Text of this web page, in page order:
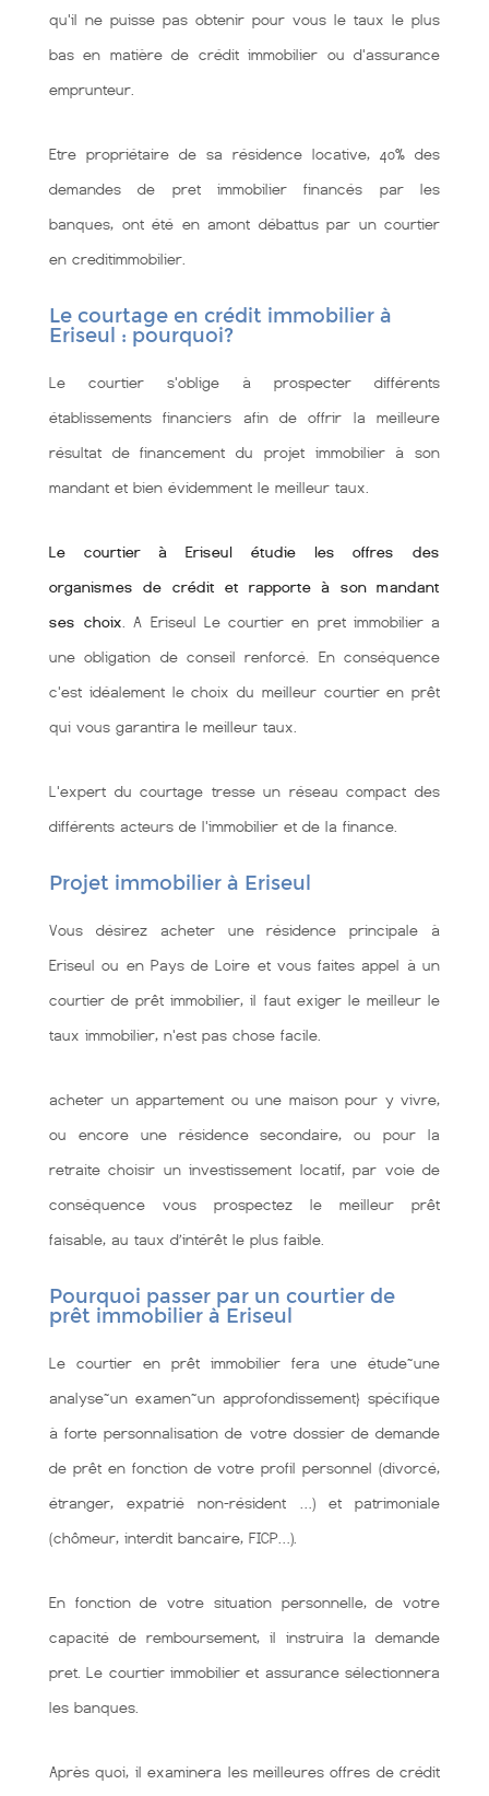
qu'il ne puisse pas obtenir pour vous le taux le plus
bas en matière de crédit immobilier ou d'assurance
emprunteur.
Etre propriétaire de sa résidence locative, 40% des
demandes de pret immobilier financés par les
banques, ont été en amont débattus par un courtier
en creditimmobilier.
Le courtage en crédit immobilier à
Eriseul : pourquoi?
Le courtier s'oblige à prospecter différents
établissements financiers afin de offrir la meilleure
résultat de financement du projet immobilier à son
mandant et bien évidemment le meilleur taux.
Le courtier à Eriseul étudie les offres des
organismes de crédit et rapporte à son mandant
ses choix . A Eriseul Le courtier en pret immobilier a
une obligation de conseil renforcé. En conséquence
c'est idéalement le choix du meilleur courtier en prêt
qui vous garantira le meilleur taux.
L'expert du courtage tresse un réseau compact des
différents acteurs de l'immobilier et de la finance.
Projet immobilier à Eriseul
Vous désirez acheter une résidence principale à
Eriseul ou en Pays de Loire et vous faites appel à un
courtier de prêt immobilier, il faut exiger le meilleur le
taux immobilier, n'est pas chose facile.
acheter un appartement ou une maison pour y vivre,
ou encore une résidence secondaire, ou pour la
retraite choisir un investissement locatif, par voie de
conséquence vous prospectez le meilleur prêt
faisable, au taux d’intérêt le plus faible.
Pourquoi passer par un courtier de
prêt immobilier à Eriseul
Le courtier en prêt immobilier fera une étude~une
analyse~un examen~un approfondissement} spécifique
à forte personnalisation de votre dossier de demande
de prêt en fonction de votre profil personnel (divorcé,
étranger, expatrié non-résident …) et patrimoniale
(chômeur, interdit bancaire, FICP…).
En fonction de votre situation personnelle, de votre
capacité de remboursement, il instruira la demande
pret. Le courtier immobilier et assurance sélectionnera
les banques.
Après quoi, il examinera les meilleures offres de crédit